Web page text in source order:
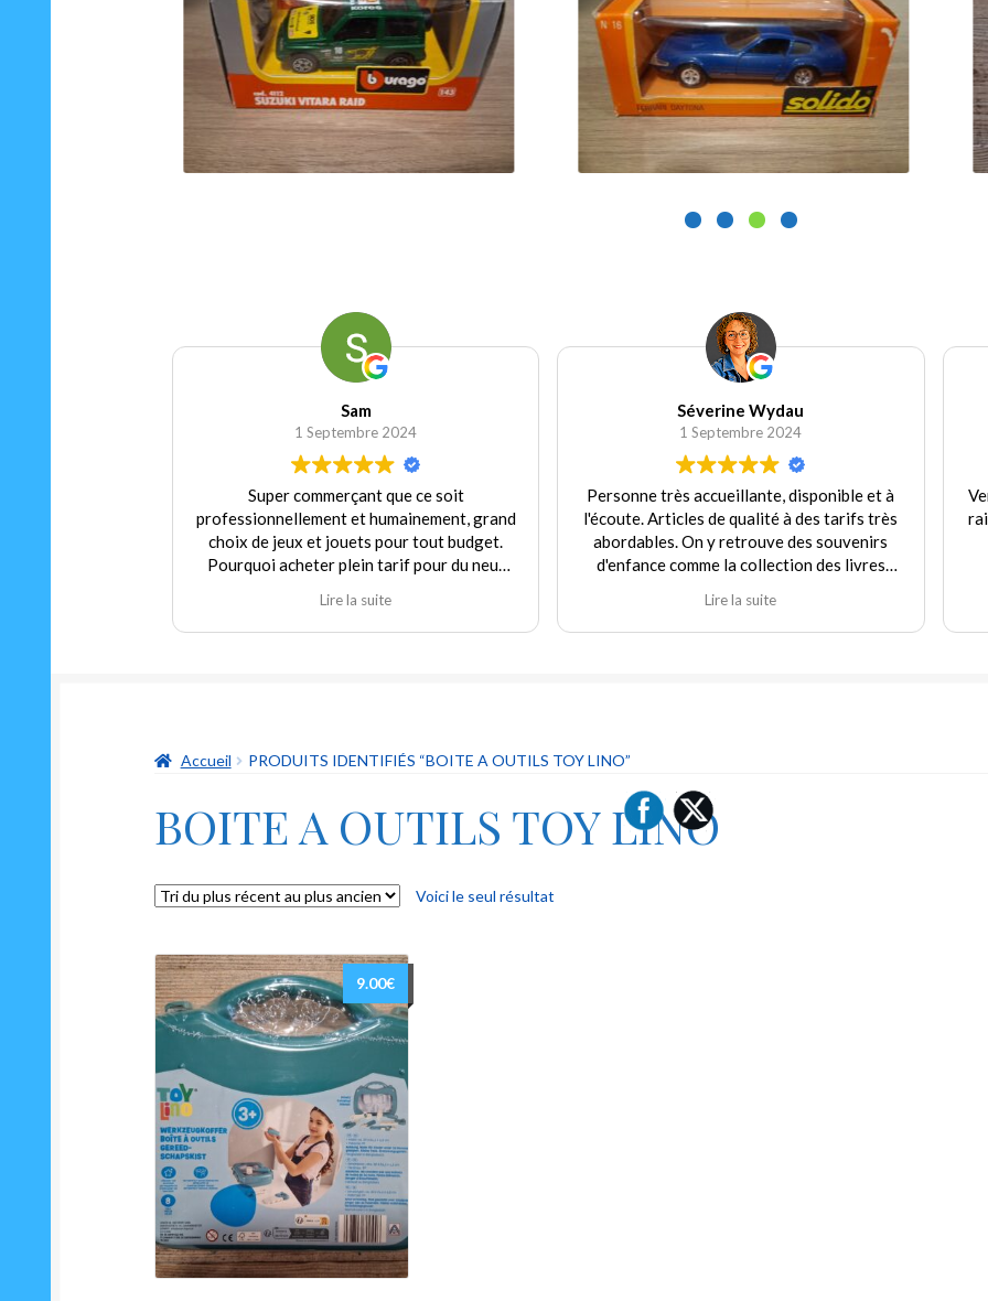
15.00 €
Ajouter au panier
25.00 €
Ajouter au panier
Sam
1 Septembre 2024
Super commerçant que ce soit
professionnellement et humainement, grand
choix de jeux et jouets pour tout budget.
Pourquoi acheter plein tarif pour du neuf
magasin de l'occasion en parfait état à prix
modéré! Encore merci au gérant qui
Lire la suite
Séverine Wydau
1 Septembre 2024
Personne très accueillante, disponible et à
l'écoute. Articles de qualité à des tarifs très
abordables. On y retrouve des souvenirs
d'enfance comme la collection des livres
expérience tant en achat qu'en vente. Je
recommande fortement ce commerçant.
Lire la suite
Accueil PRODUITS IDENTIFIÉS “BOITE A OUTILS TOY LINO”
BOITE A OUTILS TOY LINO
Voici le seul résultat
9.00€